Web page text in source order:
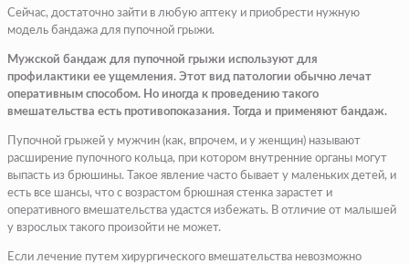
Сейчас, достаточно зайти в любую аптеку и приобрести нужную
модель бандажа для пупочной грыжи.
Мужской бандаж для пупочной грыжи используют для
профилактики ее ущемления. Этот вид патологии обычно лечат
оперативным способом. Но иногда к проведению такого
вмешательства есть противопоказания. Тогда и применяют бандаж.
Пупочной грыжей у мужчин (как, впрочем, и у женщин) называют
расширение пупочного кольца, при котором внутренние органы могут
выпасть из брюшины. Такое явление часто бывает у маленьких детей, и
есть все шансы, что с возрастом брюшная стенка зарастет и
оперативного вмешательства удастся избежать. В отличие от малышей
у взрослых такого произойти не может.
Если лечение путем хирургического вмешательства невозможно